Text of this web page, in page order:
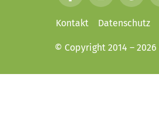
a
c
b
o
n
a
r
i
n
e
e
w
t
r
Kontakt Datenschutz
© Copyright 2014 – 2026